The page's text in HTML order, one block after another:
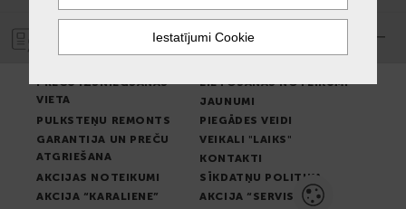
GARANTIJA
PREČU IZSNIEGŠANAS
VIETA
LIETOŠANAS NOTEIKUMI
JAUNUMI
PULKSTEŅU REMONTS
PIEGĀDES VEIDI
GARANTIJA UN PREČU
ATGRIEŠANA
VEIKALI "LAIKS"
KONTAKTI
AKCIJAS NOTEIKUMI
SĪKDATŅU POLITIKA
AKCIJA “KARALIENE”
AKCIJA “SERVISS”